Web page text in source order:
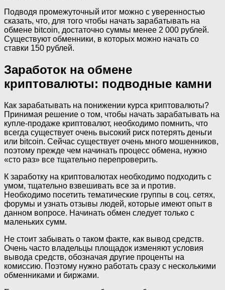
Подводя промежуточный итог можно с уверенностью
сказать, что, для того чтобы начать зарабатывать на
обмене bitcoin, достаточно суммы менее 2 000 рублей.
Существуют обменники, в которых можно начать со
ставки 150 рублей.
Заработок на обмене
криптовалюты: подводные камни
Как зарабатывать на понижении курса криптовалюты?
Принимая решение о том, чтобы начать зарабатывать на
купле-продаже криптовалют, необходимо помнить, что
всегда существует очень высокий риск потерять деньги
или bitcoin. Сейчас существует очень много мошенников,
поэтому прежде чем начинать процесс обмена, нужно
«сто раз» все тщательно перепроверить.
К заработку на криптовалютах необходимо подходить с
умом, тщательно взвешивать все за и против.
Необходимо посетить тематические группы в соц. сетях,
форумы и узнать отзывы людей, которые имеют опыт в
данном вопросе. Начинать обмен следует только с
маленьких сумм.
Не стоит забывать о таком факте, как вывод средств.
Очень часто владельцы площадок изменяют условия
вывода средств, обозначая другие проценты на
комиссию. Поэтому нужно работать сразу с несколькими
обменниками и биржами.